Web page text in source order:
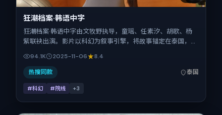
狂潮档案·韩语中字
狂潮档案·韩语中字由文牧野执导，童瑶、任素汐、胡歌、杨
紫联袂出演。影片以科幻为叙事引擎，将故事锚定在泰国，借
泰国首映（贺岁档前后），片长103分钟，适合喜欢强情节与
细腻表演的观众。
94.1K 2025-11-06 8.4
热搜同款 泰国
#科幻 #院线 +3